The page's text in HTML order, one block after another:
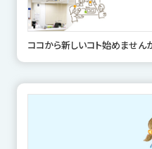
ココから新しいコト始めません